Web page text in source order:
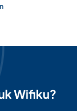
Wifiku?